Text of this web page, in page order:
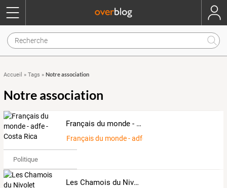
Accueil » Tags » Notre association
Notre association
Français du monde - adfe - Costa Rica
Français du monde - adfe - Costa Rica
Politique
Les Chamois du Nivolet courent contre la leucémie et VOUS...?